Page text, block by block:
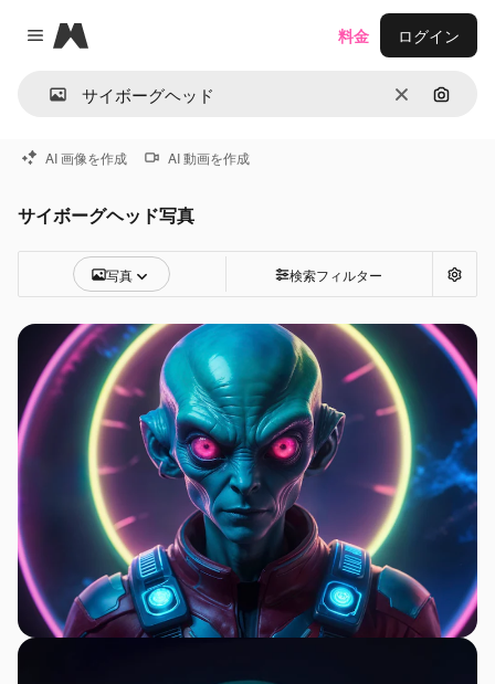
Close menu
Magnific
消去 画像で
料金 ログイン
AI 画像を作成 AI 動画を作成
サイボーグヘッド写真
写真 検索フィルター